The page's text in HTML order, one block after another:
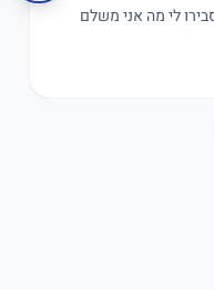
לי מה אני משלם